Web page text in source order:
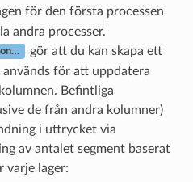
för den första processen
andra processer.
gör att du kan skapa ett
för att uppdatera
Befintliga
de från andra kolumner)
i uttrycket via
av antalet segment baserat
varje lager: